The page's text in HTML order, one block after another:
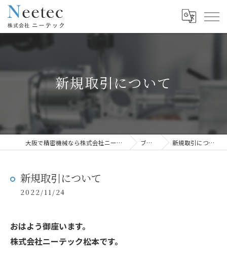
新規取引について
大阪で精密機械なら株式会社ニーテック ブログ 新規取引について
新規取引について
2022/11/24
おはよう御座います。
株式会社ニーテック松本です。